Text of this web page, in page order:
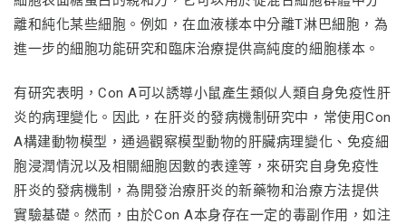
離和純化某些細胞。例如，在血液樣本中分離T淋巴細胞，為
進一步的細胞功能研究和臨床治療提供高純度的細胞樣本。
有研究表明，Con A可以誘導小鼠產生類似人類自身免疫性肝
炎的病理變化。因此，在肝炎的發病機制研究中，常使用Con
A構建動物模型，通過觀察模型動物的肝臟病理變化、免疫細
胞浸潤情況以及相關細胞因數的表達等，來研究自身免疫性
肝炎的發病機制，為開發治療肝炎的新藥物和治療方法提供
實驗基礎。然而，由於Con A本身存在一定的毒副作用，如注